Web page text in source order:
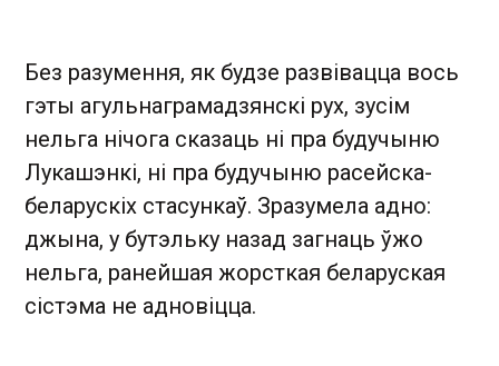
Без разумення, як будзе развівацца вось
гэты агульнаграмадзянскі рух, зусім
нельга нічога сказаць ні пра будучыню
Лукашэнкі, ні пра будучыню расейска-
беларускіх стасункаў. Зразумела адно:
джына, у бутэльку назад загнаць ўжо
нельга, ранейшая жорсткая беларуская
сістэма не адновіцца.